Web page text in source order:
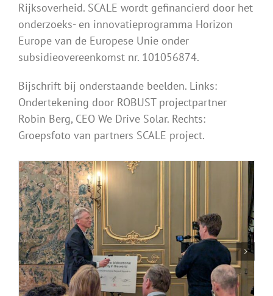
Rijksoverheid. SCALE wordt gefinancierd door het
onderzoeks- en innovatieprogramma Horizon
Europe van de Europese Unie onder
subsidieovereenkomst nr. 101056874.
Bijschrift bij onderstaande beelden. Links:
Ondertekening door ROBUST projectpartner
Robin Berg, CEO We Drive Solar. Rechts:
Groepsfoto van partners SCALE project.